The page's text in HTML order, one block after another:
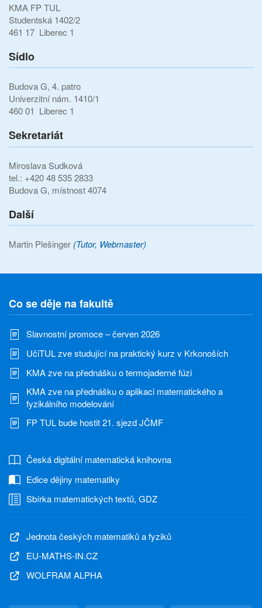
KMA FP TUL
Studentská 1402/2
461 17 Liberec 1
Sídlo
Budova G, 4. patro
Univerzitní nám. 1410/1
460 01 Liberec 1
Sekretariát
Miroslava Sudková
tel.: +420 48 535 2833
Budova G, místnost 4074
Další
Martin Plešinger (Tutor, Webmaster)
Co se děje na fakultě
Slavnostní promoce – červen 2026
UčiTUL zve studující na praktický kurz v Krkonoších
KMA zve na přednášku o termojaderné fúzi
KMA zve na přednášku o aplikaci matematického a
fyzikálního modelování
FP TUL bude hostit 21. sjezd JČMF
Česká digitální matematická knihovna
Edice dějiny matematiky
Sbírka matematických textů, GDZ
Jednota českých matematiků a fyziků
EU-MATHS-IN.CZ
WOLFRAM ALPHA